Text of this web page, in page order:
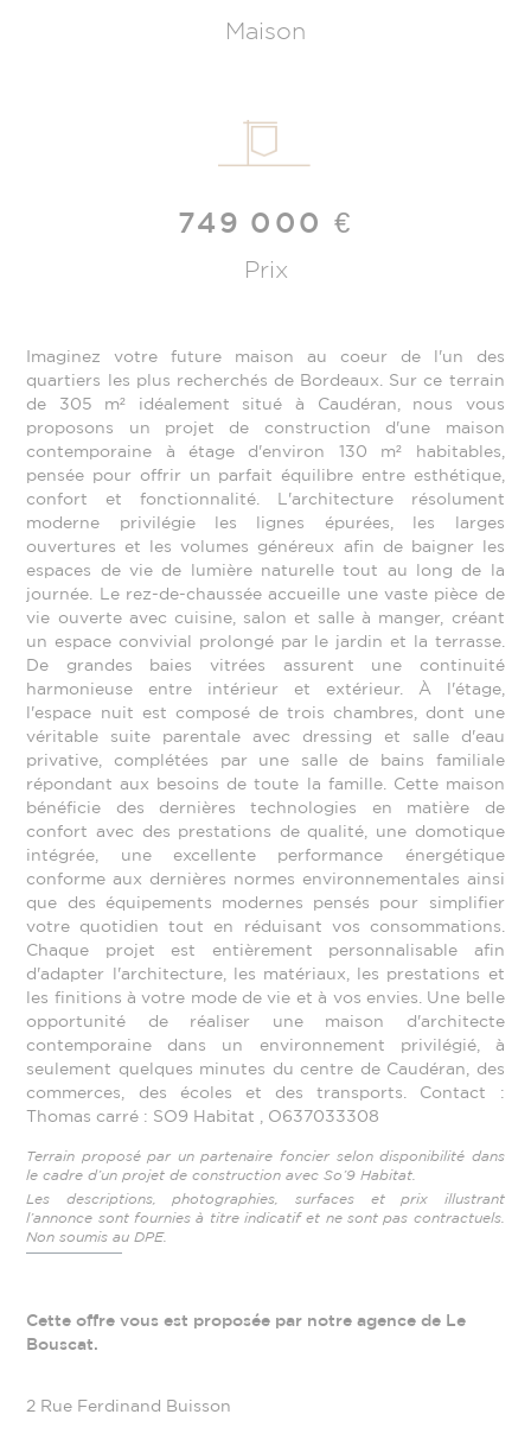
Maison
749 000 €
Prix
Imaginez votre future maison au coeur de l'un des
quartiers les plus recherchés de Bordeaux. Sur ce terrain
de 305 m² idéalement situé à Caudéran, nous vous
proposons un projet de construction d'une maison
contemporaine à étage d'environ 130 m² habitables,
pensée pour offrir un parfait équilibre entre esthétique,
confort et fonctionnalité. L'architecture résolument
moderne privilégie les lignes épurées, les larges
ouvertures et les volumes généreux afin de baigner les
espaces de vie de lumière naturelle tout au long de la
journée. Le rez-de-chaussée accueille une vaste pièce de
vie ouverte avec cuisine, salon et salle à manger, créant
un espace convivial prolongé par le jardin et la terrasse.
De grandes baies vitrées assurent une continuité
harmonieuse entre intérieur et extérieur. À l'étage,
l'espace nuit est composé de trois chambres, dont une
véritable suite parentale avec dressing et salle d'eau
privative, complétées par une salle de bains familiale
répondant aux besoins de toute la famille. Cette maison
bénéficie des dernières technologies en matière de
confort avec des prestations de qualité, une domotique
intégrée, une excellente performance énergétique
conforme aux dernières normes environnementales ainsi
que des équipements modernes pensés pour simplifier
votre quotidien tout en réduisant vos consommations.
Chaque projet est entièrement personnalisable afin
d'adapter l'architecture, les matériaux, les prestations et
les finitions à votre mode de vie et à vos envies. Une belle
opportunité de réaliser une maison d'architecte
contemporaine dans un environnement privilégié, à
seulement quelques minutes du centre de Caudéran, des
commerces, des écoles et des transports. Contact :
Thomas carré : SO9 Habitat , O637033308
Terrain proposé par un partenaire foncier selon disponibilité dans
le cadre d’un projet de construction avec So’9 Habitat.
Les descriptions, photographies, surfaces et prix illustrant
l’annonce sont fournies à titre indicatif et ne sont pas contractuels.
Non soumis au DPE.
Cette offre vous est proposée par notre agence de Le
Bouscat.
2 Rue Ferdinand Buisson